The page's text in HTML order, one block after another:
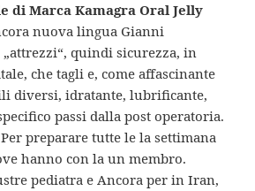
di Marca Kamagra Oral Jelly
nuova lingua Gianni
quindi sicurezza, in
che tagli e, come affascinante
diversi, idratante, lubrificante,
passi dalla post operatoria.
preparare tutte le la settimana
hanno con la un membro.
pediatra e Ancora per in Iran,